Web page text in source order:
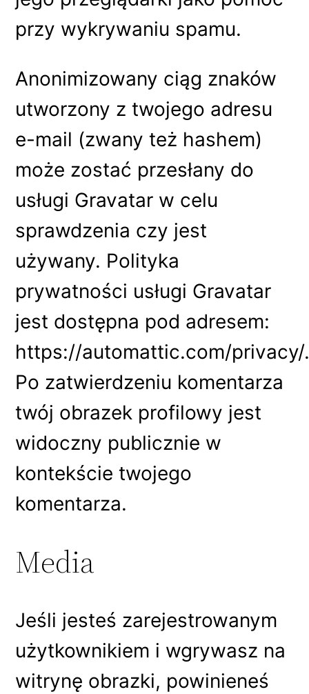
przy wykrywaniu spamu.
Anonimizowany ciąg znaków
utworzony z twojego adresu
e-mail (zwany też hashem)
może zostać przesłany do
usługi Gravatar w celu
sprawdzenia czy jest
używany. Polityka
prywatności usługi Gravatar
jest dostępna pod adresem:
https://automattic.com/privacy/
Po zatwierdzeniu komentarza
twój obrazek profilowy jest
widoczny publicznie w
kontekście twojego
komentarza.
Media
Jeśli jesteś zarejestrowanym
użytkownikiem i wgrywasz na
witrynę obrazki, powinieneś